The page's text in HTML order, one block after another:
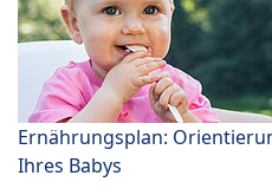
Ernährungsplan:
Ihres Babys